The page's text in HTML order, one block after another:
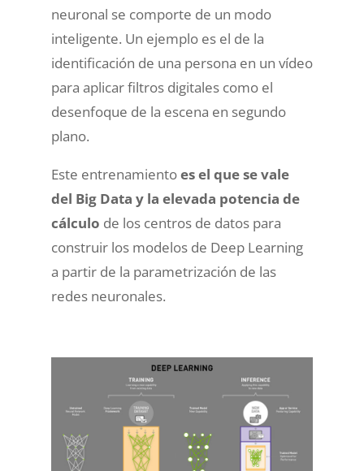
neuronal se comporte de un modo
inteligente. Un ejemplo es el de la
identificación de una persona en un vídeo
para aplicar filtros digitales como el
desenfoque de la escena en segundo
plano.
Este entrenamientoes el que se vale
del Big Data y la elevada potencia de
cálculo de los centros de datos para
construir los modelos de Deep Learning
a partir de la parametrización de las
redes neuronales.